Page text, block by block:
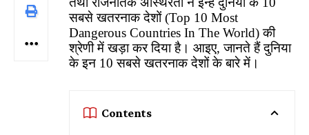
सबसे खतरनाक देशों (Top 10 Most
Dangerous Countries In The World) की
श्रेणी में खड़ा कर दिया है। आइए, जानते हैं दुनिया
के इन 10 सबसे खतरनाक देशों के बारे में।
Contents